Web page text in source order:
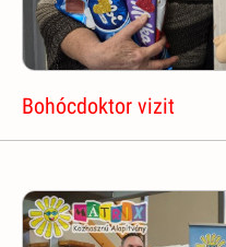
Bohócdoktor vizit